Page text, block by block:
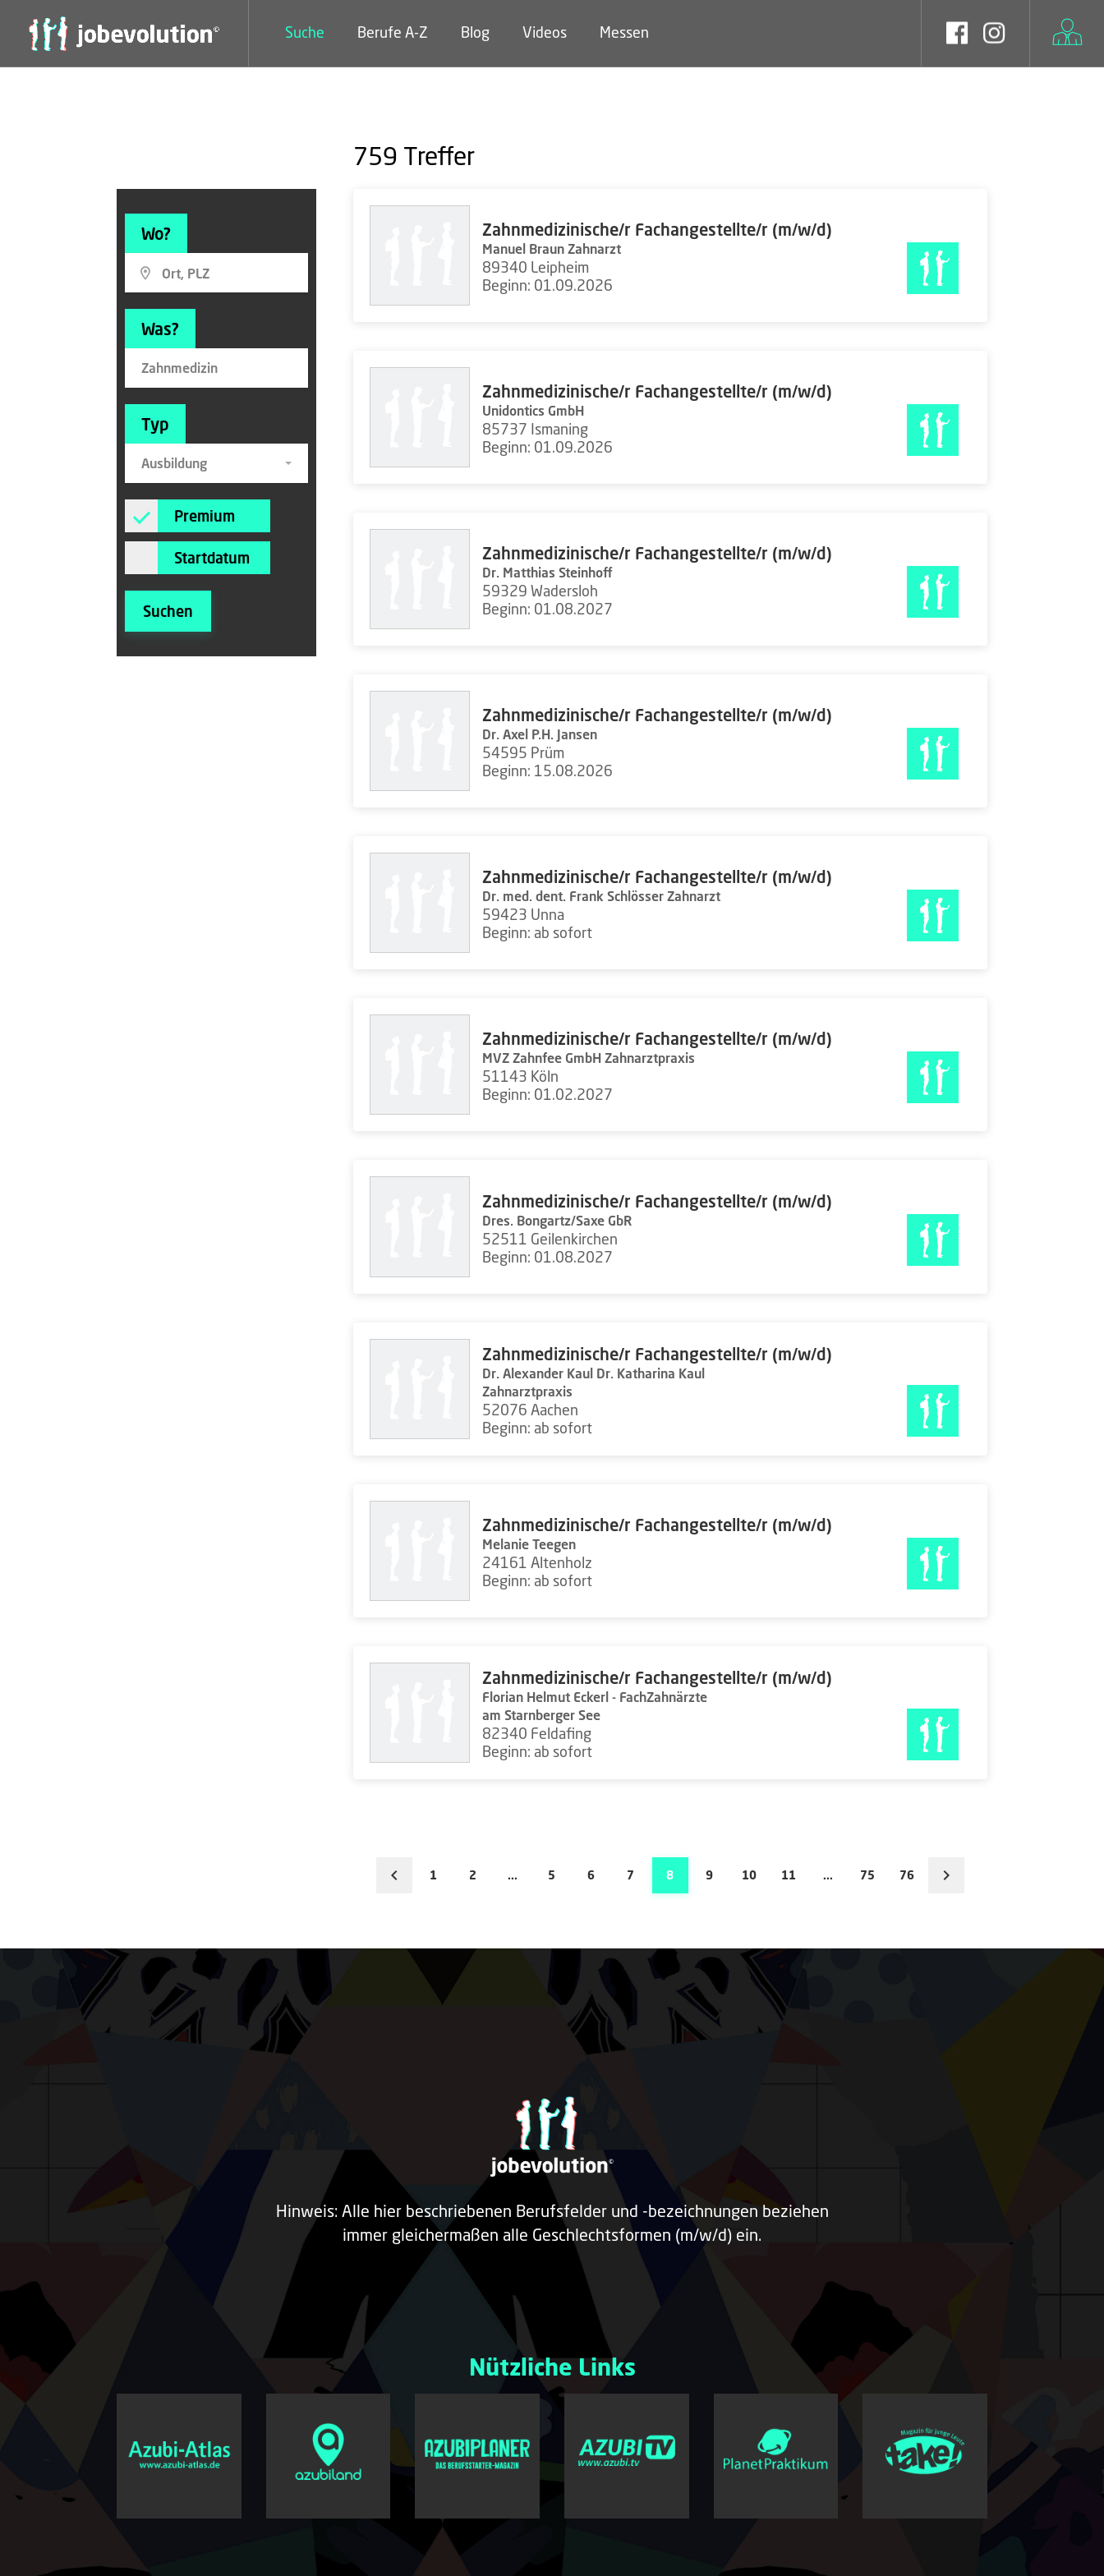
Suche Berufe A-Z Blog Videos Messen
Wo?
Was?
Typ
Ausbildung
Premium
Startdatum
Suchen
759 Treffer
Zahnmedizinische/r Fachangestellte/r (m/w/d)
Manuel Braun Zahnarzt
89340 Leipheim
Beginn: 01.09.2026
Zahnmedizinische/r Fachangestellte/r (m/w/d)
Unidontics GmbH
85737 Ismaning
Beginn: 01.09.2026
Zahnmedizinische/r Fachangestellte/r (m/w/d)
Dr. Matthias Steinhoff
59329 Wadersloh
Beginn: 01.08.2027
Zahnmedizinische/r Fachangestellte/r (m/w/d)
Dr. Axel P.H. Jansen
54595 Prüm
Beginn: 15.08.2026
Zahnmedizinische/r Fachangestellte/r (m/w/d)
Dr. med. dent. Frank Schlösser Zahnarzt
59423 Unna
Beginn: ab sofort
Zahnmedizinische/r Fachangestellte/r (m/w/d)
MVZ Zahnfee GmbH Zahnarztpraxis
51143 Köln
Beginn: 01.02.2027
Zahnmedizinische/r Fachangestellte/r (m/w/d)
Dres. Bongartz/Saxe GbR
52511 Geilenkirchen
Beginn: 01.08.2027
Zahnmedizinische/r Fachangestellte/r (m/w/d)
Dr. Alexander Kaul Dr. Katharina Kaul
Zahnarztpraxis
52076 Aachen
Beginn: ab sofort
Zahnmedizinische/r Fachangestellte/r (m/w/d)
Melanie Teegen
24161 Altenholz
Beginn: ab sofort
Zahnmedizinische/r Fachangestellte/r (m/w/d)
Florian Helmut Eckerl - FachZahnärzte
am Starnberger See
82340 Feldafing
Beginn: ab sofort
1 2 ... 5 6 7 8 9 10 11 ... 75 76
Hinweis: Alle hier beschriebenen Berufsfelder und -bezeichnungen beziehen
immer gleichermaßen alle Geschlechtsformen (m/w/d) ein.
Nützliche Links